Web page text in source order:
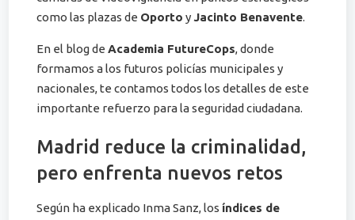
como las plazas de Oporto y Jacinto Benavente.
En el blog deAcademia FutureCops, donde
formamos a los futuros policías municipales y
nacionales, te contamos todos los detalles de este
importante refuerzo para la seguridad ciudadana.
Madrid reduce la criminalidad,
pero enfrenta nuevos retos
Según ha explicado Inma Sanz, losíndices de